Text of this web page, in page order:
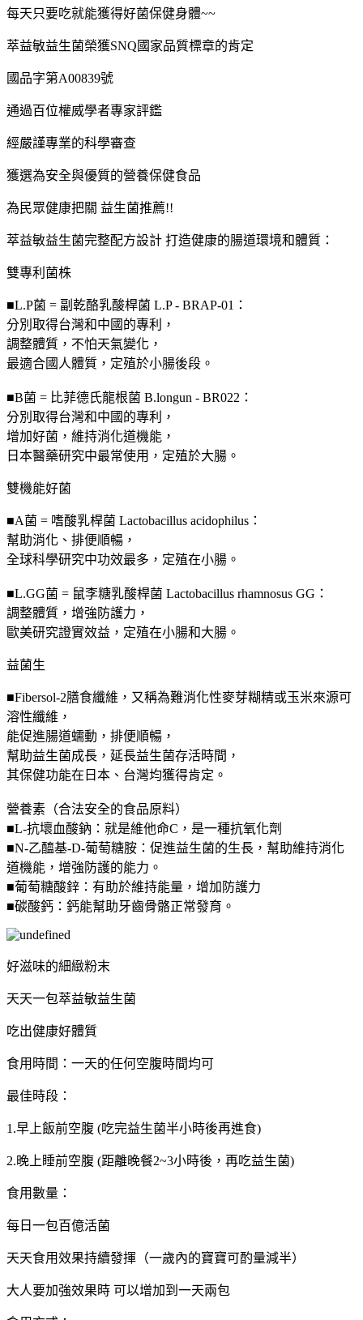
每天只要吃就能獲得好菌保健身體~~
萃益敏益生菌榮獲SNQ國家品質標章的肯定
國品字第A00839號
通過百位權威學者專家評鑑
經嚴謹專業的科學審查
獲選為安全與優質的營養保健食品
為民眾健康把關 益生菌推薦!!
萃益敏益生菌完整配方設計 打造健康的腸道環境和體質：
雙專利菌株
■L.P菌 = 副乾酪乳酸桿菌 L.P - BRAP-01：
分別取得台灣和中國的專利，
調整體質，不怕天氣變化，
最適合國人體質，定殖於小腸後段。
■B菌 = 比菲德氏龍根菌 B.longun - BR022：
分別取得台灣和中國的專利，
增加好菌，維持消化道機能，
日本醫藥研究中最常使用，定殖於大腸。
雙機能好菌
■A菌 = 嗜酸乳桿菌 Lactobacillus acidophilus：
幫助消化、排便順暢，
全球科學研究中功效最多，定殖在小腸。
■L.GG菌 = 鼠李糖乳酸桿菌 Lactobacillus rhamnosus GG：
調整體質，增強防護力，
歐美研究證實效益，定殖在小腸和大腸。
益菌生
■Fibersol-2膳食纖維，又稱為難消化性麥芽糊精或玉米來源可
溶性纖維，
能促進腸道蠕動，排便順暢，
幫助益生菌成長，延長益生菌存活時間，
其保健功能在日本、台灣均獲得肯定。
營養素（合法安全的食品原料）
■L-抗壞血酸鈉：就是維他命C，是一種抗氧化劑
■N-乙醯基-D-葡萄糖胺：促進益生菌的生長，幫助維持消化
道機能，增強防護的能力。
■葡萄糖酸鋅：有助於維持能量，增加防護力
■碳酸鈣：鈣能幫助牙齒骨骼正常發育。
好滋味的細緻粉末
天天一包萃益敏益生菌
吃出健康好體質
食用時間：一天的任何空腹時間均可
最佳時段：
1.早上飯前空腹 (吃完益生菌半小時後再進食)
2.晚上睡前空腹 (距離晚餐2~3小時後，再吃益生菌)
食用數量：
每日一包百億活菌
天天食用效果持續發揮（一歲內的寶寶可酌量減半）
大人要加強效果時 可以增加到一天兩包